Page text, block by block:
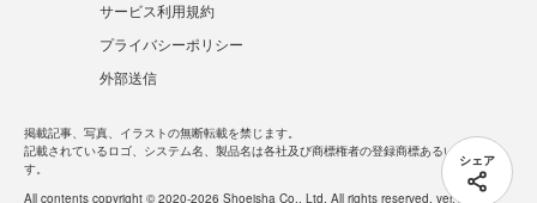
シェア
サービス利用規約
プライバシーポリシー
外部送信
掲載記事、写真、イラストの無断転載を禁じます。
記載されているロゴ、システム名、製品名は各社及び商標権者の登録商標あるいは商標で
す。
All contents copyright © 2020-2026 Shoeisha Co., Ltd. All rights reserved. ver.1.5